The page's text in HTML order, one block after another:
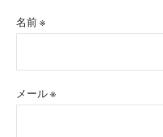
名前※
メール※